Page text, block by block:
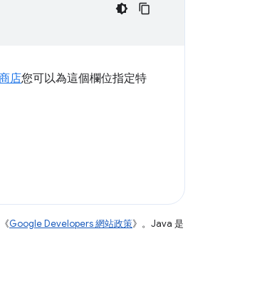
店您可以為這個欄位指定特
Google Developers 網站政策》。Java 是